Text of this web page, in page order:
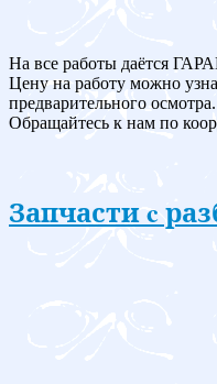
На все работы даётся
Цену на работу можно
предварительного осмотра.
Обращайтесь к нам по
Запчасти c